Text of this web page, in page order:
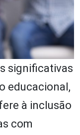
significativas
educacional,
à inclusão
com